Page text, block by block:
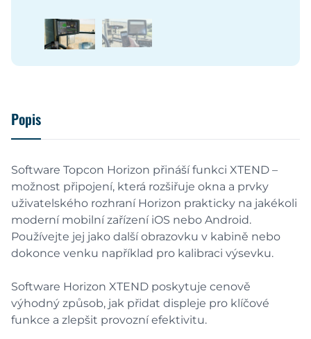
Popis
Software Topcon Horizon přináší funkci XTEND –
možnost připojení, která rozšiřuje okna a prvky
uživatelského rozhraní Horizon prakticky na jakékoli
moderní mobilní zařízení iOS nebo Android.
Používejte jej jako další obrazovku v kabině nebo
dokonce venku například pro kalibraci výsevku.
Software Horizon XTEND poskytuje cenově
výhodný způsob, jak přidat displeje pro klíčové
funkce a zlepšit provozní efektivitu.